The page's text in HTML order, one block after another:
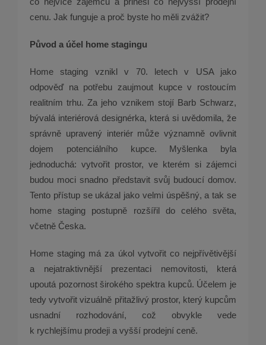
cenu. Jak funguje a proč byste ho měli zvážit?
Původ a účel home stagingu
Home staging vznikl v 70. letech v USA jako
odpověď na potřebu zaujmout kupce v rostoucím
realitním trhu. Za jeho vznikem stojí Barb Schwarz,
bývalá interiérová designérka, která si uvědomila, že
správně upravený interiér může významně ovlivnit
dojem potenciálního kupce. Myšlenka byla
jednoduchá: vytvořit prostor, ve kterém si zájemci
budou moci snadno představit svůj budoucí domov.
Tento přístup se ukázal jako velmi úspěšný, a tak se
home staging postupně rozšířil do celého světa,
včetně Česka.
Home staging má za úkol vytvořit co nejpřívětivější
a nejatraktivnější prezentaci nemovitosti, která
upoutá pozornost širokého spektra kupců. Účelem je
tedy vytvořit vizuálně přitažlivý prostor, který kupcům
usnadní rozhodování, což obvykle vede
k rychlejšímu prodeji a vyšší prodejní ceně.